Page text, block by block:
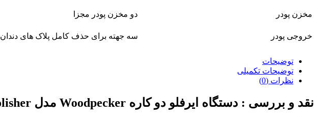
مخزن پودر دو مخزن پودر مجزا
خروجی پودر سه جهته برای حذف کامل پلاک های دندان
توضیحات
توضیحات تکمیلی
نظرات (0)
نقد و بررسی : دستگاه ایرفلو دو کاره Woodpecker مدل AP-A Air Polisher